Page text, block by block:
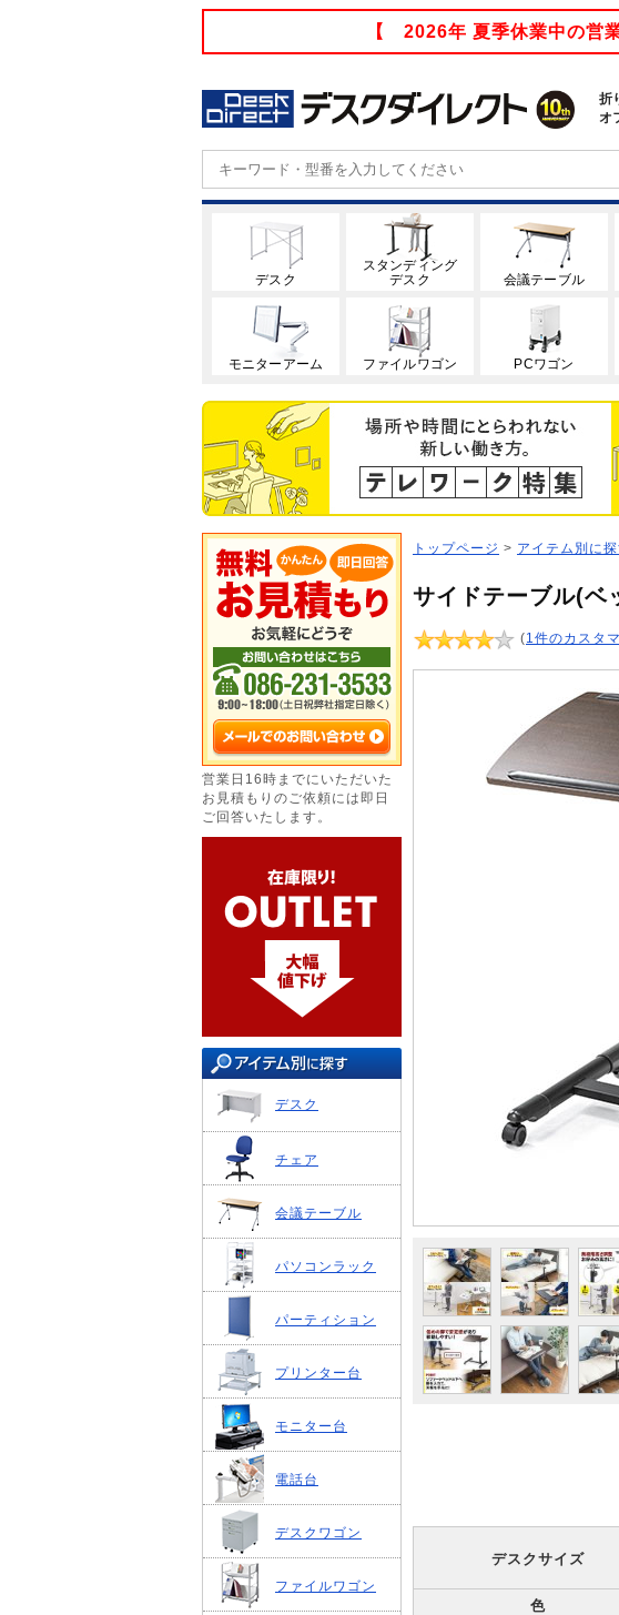
【 2026年 夏季休業中の営
折
オ
デスク
スタンディング
デスク
会議テーブル
モニターアーム ファイルワゴン PCワゴン
営業日16時までにいただいた
お見積もりのご依頼には即日
ご回答いたします。
デスク
チェア
会議テーブル
パソコンラック
パーティション
プリンター台
モニター台
電話台
デスクワゴン
ファイルワゴン
トップページ > アイテム別に
サイドテーブル(ベ
(1件のカスタ
デスクサイズ
色